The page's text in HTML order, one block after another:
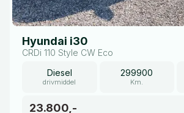
Hyundai i30
CRDi 110 Style CW Eco
Diesel
drivmiddel
299900
Km.
23.800,-